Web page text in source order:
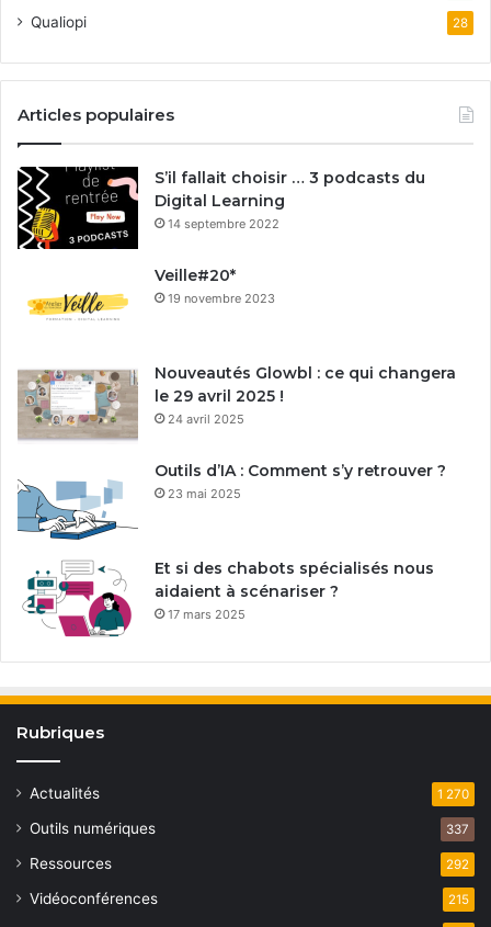
Qualiopi 28
Articles populaires
S’il fallait choisir … 3 podcasts du
Digital Learning
14 septembre 2022
Veille#20*
19 novembre 2023
Nouveautés Glowbl : ce qui changera
le 29 avril 2025 !
24 avril 2025
Outils d’IA : Comment s’y retrouver ?
23 mai 2025
Et si des chabots spécialisés nous
aidaient à scénariser ?
17 mars 2025
Rubriques
Actualités 1 270
Outils numériques 337
Ressources 292
Vidéoconférences 215